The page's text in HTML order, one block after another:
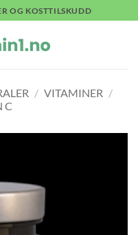
OG KOSTTILSKUDD
/ VITAMINER /
C